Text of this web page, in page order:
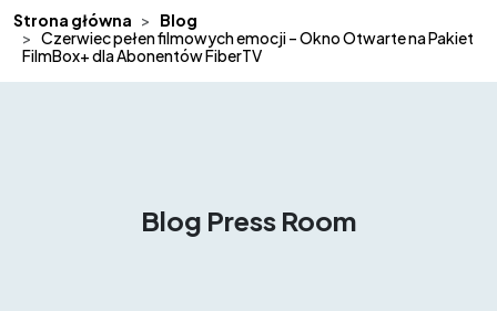
Strona główna
Blog
Czerwiec pełen filmowych emocji – Okno Otwarte na Pakiet
FilmBox+ dla Abonentów FiberTV
Blog Press Room